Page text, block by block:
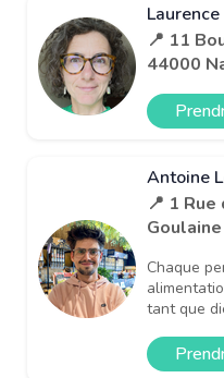
📍 11
44000
Antoine
📍 1
Goulaine
Chaque
tant que